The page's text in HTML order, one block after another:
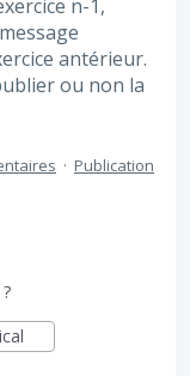
n-1,
antérieur.
ou non la
· Publication